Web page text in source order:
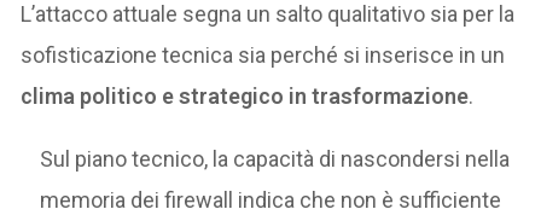
L’attacco attuale segna un salto qualitativo sia per la
sofisticazione tecnica sia perché si inserisce in un
clima politico e strategico in trasformazione.
Sul piano tecnico, la capacità di nascondersi nella
memoria dei firewall indica che non è sufficiente